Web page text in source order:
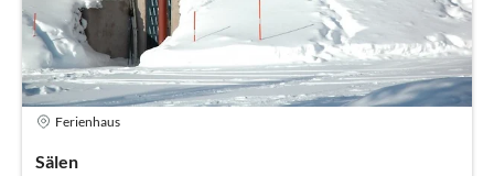
Ferienhaus
Sälen